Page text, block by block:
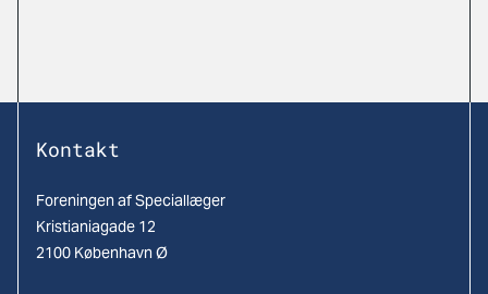
Kontakt
Foreningen af Speciallæger
Kristianiagade 12
2100 København Ø